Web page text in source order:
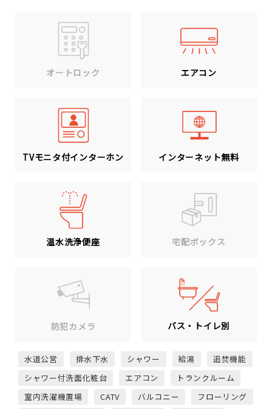
オートロック エアコン
TVモニタ付インターホン インターネット無料
温水洗浄便座 宅配ボックス
防犯カメラ バス・トイレ別
水道公営 排水下水 シャワー 給湯
追焚機能
シャワー付洗面化粧台
エアコン
トランクルーム
室内洗濯機置場
CATV バルコニー
フローリング